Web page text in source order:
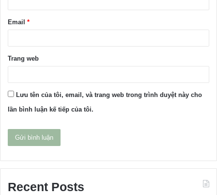
Email *
Trang web
Lưu tên của tôi, email, và trang web trong trình duyệt này cho
lần bình luận kế tiếp của tôi.
Recent Posts